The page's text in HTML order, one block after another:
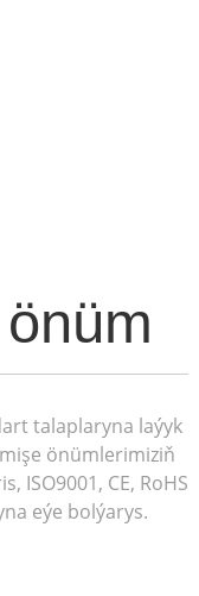
talaplaryna laýyk
önümlerimiziň
ISO9001, CE, RoHS
eýe bolýarys.